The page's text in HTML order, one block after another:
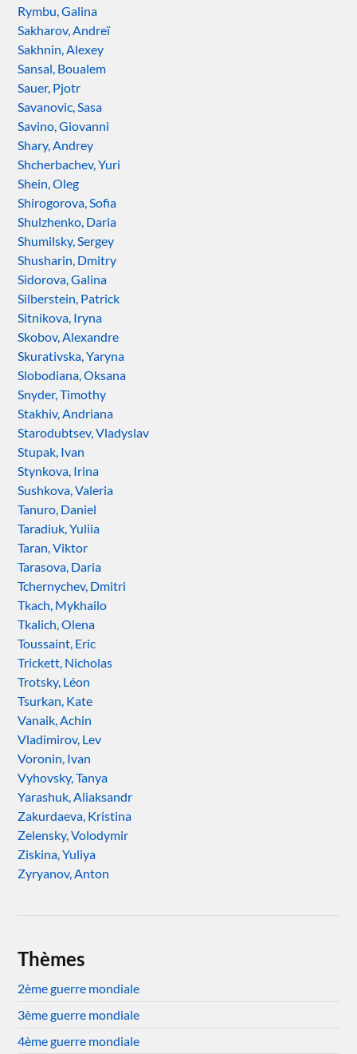
Rymbu, Galina
Sakharov, Andreï
Sakhnin, Alexey
Sansal, Boualem
Sauer, Pjotr
Savanovic, Sasa
Savino, Giovanni
Shary, Andrey
Shcherbachev, Yuri
Shein, Oleg
Shirogorova, Sofia
Shulzhenko, Daria
Shumilsky, Sergey
Shusharin, Dmitry
Sidorova, Galina
Silberstein, Patrick
Sitnikova, Iryna
Skobov, Alexandre
Skurativska, Yaryna
Slobodiana, Oksana
Snyder, Timothy
Stakhiv, Andriana
Starodubtsev, Vladyslav
Stupak, Ivan
Stynkova, Irina
Sushkova, Valeria
Tanuro, Daniel
Taradiuk, Yuliia
Taran, Viktor
Tarasova, Daria
Tchernychev, Dmitri
Tkach, Mykhailo
Tkalich, Olena
Toussaint, Eric
Trickett, Nicholas
Trotsky, Léon
Tsurkan, Kate
Vanaik, Achin
Vladimirov, Lev
Voronin, Ivan
Vyhovsky, Tanya
Yarashuk, Aliaksandr
Zakurdaeva, Kristina
Zelensky, Volodymir
Ziskina, Yuliya
Zyryanov, Anton
Thèmes
2ème guerre mondiale
3ème guerre mondiale
4ème guerre mondiale